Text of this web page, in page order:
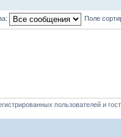
Поле
пользователей и